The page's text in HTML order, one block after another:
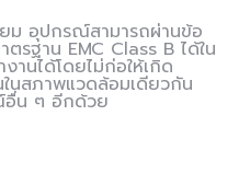
ม อุปกรณ์สามารถผ่านข้อ
รฐาน EMC Class B ได้ใน
านได้โดยไม่ก่อให้เกิด
สภาพแวดล้อมเดียวกัน
อื่น ๆ อีกด้วย